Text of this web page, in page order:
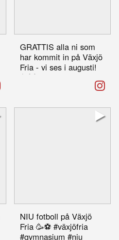
GRATTIS alla ni som
har kommit in på Växjö
Fria - vi ses i augusti!
🥳🙌
NIU fotboll på Växjö
Fria 🥳⚽️ #växjöfria
#gymnasium #niu